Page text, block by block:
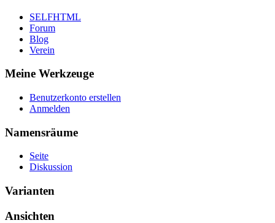
SELFHTML
Forum
Blog
Verein
Meine Werkzeuge
Benutzerkonto erstellen
Anmelden
Namensräume
Seite
Diskussion
Varianten
Ansichten